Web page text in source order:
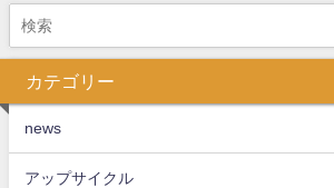
カテゴリー
news
アップサイクル